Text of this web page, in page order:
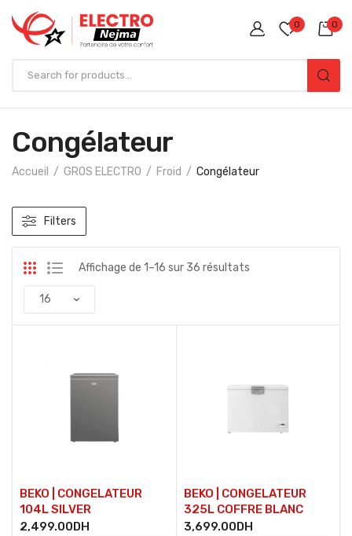
0 0
Congélateur
Accueil GROS ELECTRO Froid Congélateur
Filters
Affichage de 1–16 sur 36 résultats
BEKO | CONGELATEUR
104L SILVER
2,499.00DH
BEKO | CONGELATEUR
325L COFFRE BLANC
3,699.00DH